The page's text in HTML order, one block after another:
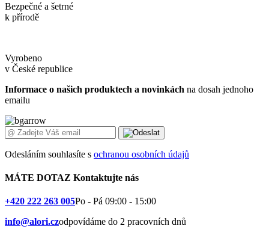
Bezpečné a šetrné
k přírodě
Vyrobeno
v České republice
Informace o našich produktech a novinkách na dosah jednoho
emailu
Odesláním souhlasíte s ochranou osobních údajů
MÁTE DOTAZ Kontaktujte nás
+420 222 263 005Po - Pá 09:00 - 15:00
info@alori.czodpovídáme do 2 pracovních dnů